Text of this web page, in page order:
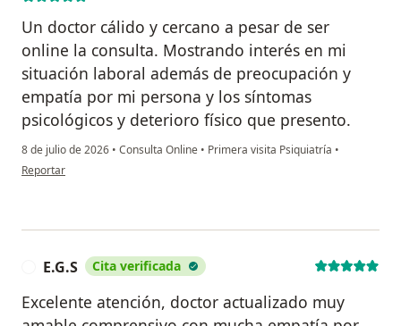
Un doctor cálido y cercano a pesar de ser
online la consulta. Mostrando interés en mi
situación laboral además de preocupación y
empatía por mi persona y los síntomas
psicológicos y deterioro físico que presento.
8 de julio de 2026 • Consulta Online • Primera visita Psiquiatría •
en opinión del usuario Carola Espinosa Salazar
Reportar
E.G.S Cita verificada
Excelente atención, doctor actualizado muy